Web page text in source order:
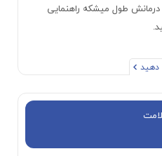
طول میشکه راهنمایی
دهید